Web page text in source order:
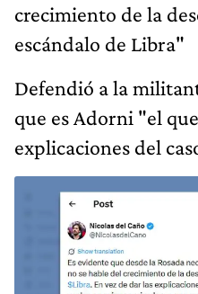
crecimiento de la
escándalo de Libra"
Defendió a la
que es Adorni "el
explicaciones del